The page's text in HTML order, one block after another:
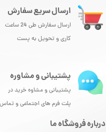
ارسال سریع سفارش
ارسال سفارش طی 24 ساعت
کاری و تحویل به پست
درباره فروشگاه ما
پشتیبانی و مشاوره
پشتیبانی و مشاوه خرید در
پلت فرم های اجتماعی و تماس